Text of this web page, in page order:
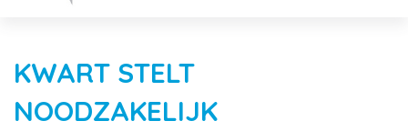
KWART STELT
NOODZAKELIJK